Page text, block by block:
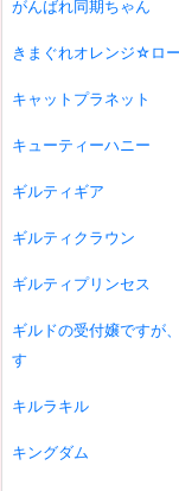
がんばれ同期ちゃん
きまぐれオレンジ☆ロ
キャットプラネット
キューティーハニー
ギルティギア
ギルティクラウン
ギルティプリンセス
ギルドの受付嬢ですが
す
キルラキル
キングダム